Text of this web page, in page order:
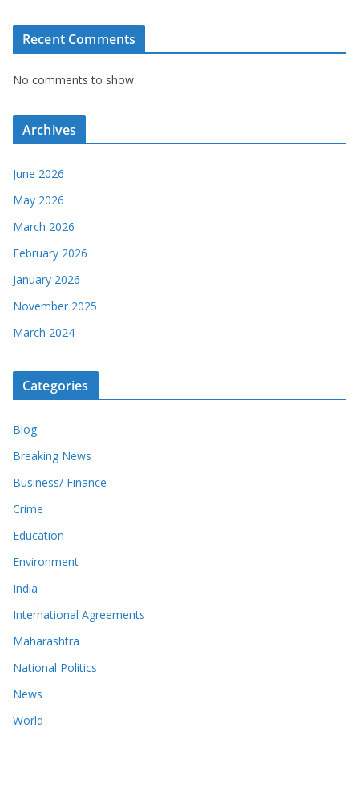
Recent Comments
No comments to show.
Archives
June 2026
May 2026
March 2026
February 2026
January 2026
November 2025
March 2024
Categories
Blog
Breaking News
Business/ Finance
Crime
Education
Environment
India
International Agreements
Maharashtra
National Politics
News
World